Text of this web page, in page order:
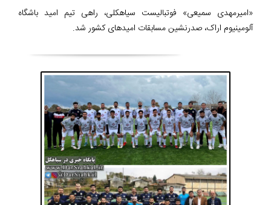
«امیرمهدی سمیعی» فوتبالیست سیاهکلی، راهی تیم امید باشگاه
آلومینیوم اراک، صدرنشین مسابقات امیدهای کشور شد.